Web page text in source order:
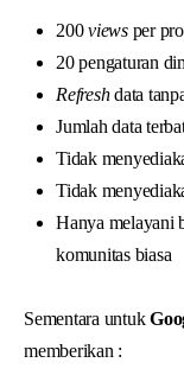
200viewsper
20 pengaturan
Refreshdata
Jumlah data
Tidak
Tidak
Hanya melayani
komunitas biasa
Sementara untuk
memberikan :